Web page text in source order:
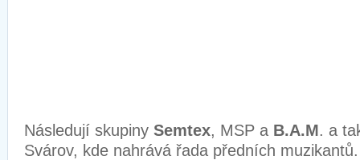
Následují skupiny Semtex, MSP a B.A.M. a
Svárov, kde nahrává řada předních